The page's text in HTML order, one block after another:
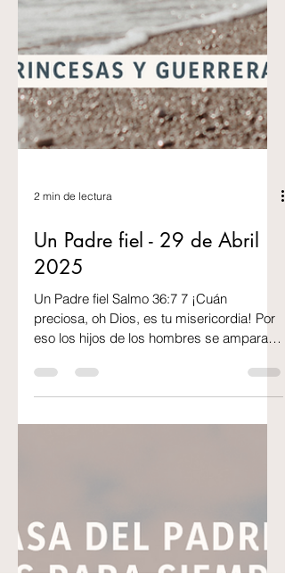
Un Padre fiel - 29 de Abril
2025